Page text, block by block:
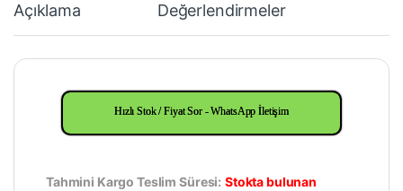
Açıklama Değerlendirmeler
Hızlı Stok / Fiyat Sor - WhatsApp İletişim
Tahmini Kargo Teslim Süresi: Stokta bulunan